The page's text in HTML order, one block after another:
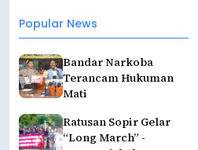
Popular News
Bandar Narkoba
Terancam Hukuman
Mati
Ratusan Sopir Gelar
“Long March” -